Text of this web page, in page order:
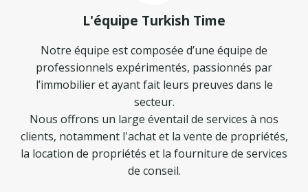
L'équipe Turkish Time
Notre équipe est composée d’une équipe de
professionnels expérimentés, passionnés par
l’immobilier et ayant fait leurs preuves dans le
secteur.
Nous offrons un large éventail de services à nos
clients, notamment l'achat et la vente de propriétés,
la location de propriétés et la fourniture de services
de conseil.